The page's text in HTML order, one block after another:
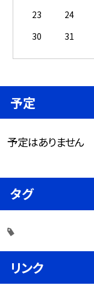
23
24
30
31
予定
予定はありません
タグ
リンク